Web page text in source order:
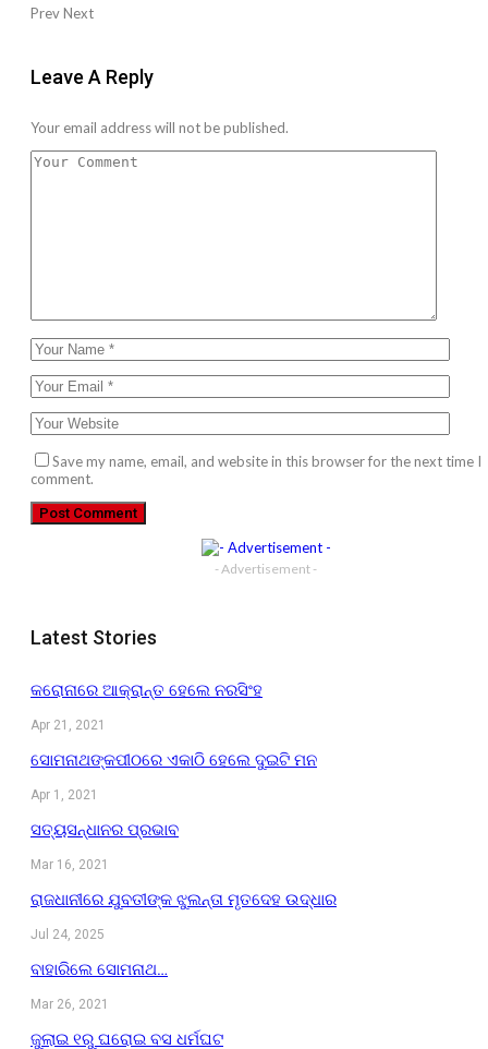
PrevNext
Leave A Reply
Your email address will not be published.
Save my name, email, and website in this browser for the next time I
comment.
- Advertisement -
Latest Stories
କରୋନାରେ ଆକ୍ରାନ୍ତ ହେଲେ ନରସିଂହ
Apr 21, 2021
ସୋମନାଥଙ୍କପୀଠରେ ଏକାଠି ହେଲେ ଦୁଇଟି ମନ
Apr 1, 2021
ସତ୍ୟସନ୍ଧାନର ପ୍ରଭାବ
Mar 16, 2021
ରାଜଧାନୀରେ ଯୁବତୀଙ୍କ ଝୁଲନ୍ତା ମୃତଦେହ ଉଦ୍ଧାର
Jul 24, 2025
ବାହାରିଲେ ସୋମନାଥ…
Mar 26, 2021
ଜୁଲାଇ ୧ରୁ ଘରୋଇ ବସ ଧର୍ମଘଟ